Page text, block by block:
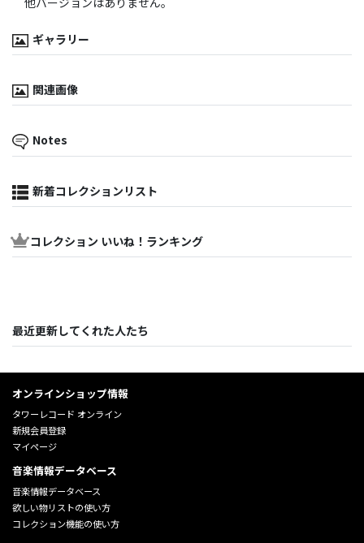
ギャラリー
関連画像
Notes
新着コレクションリスト
コレクション いいね！ランキング
最近更新してくれた人たち
オンラインショップ情報
タワーレコード オンライン
新規会員登録
マイページ
音楽情報データベース
音楽情報データベース
欲しい物リストの使い方
コレクション機能の使い方